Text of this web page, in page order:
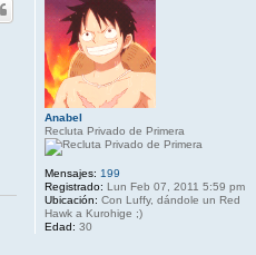
Anabel
Recluta Privado de Primera
Mensajes: 199
Registrado: Lun Feb 07, 2011 5:59 pm
Ubicación: Con Luffy, dándole un Red
Hawk a Kurohige ;)
Edad: 30